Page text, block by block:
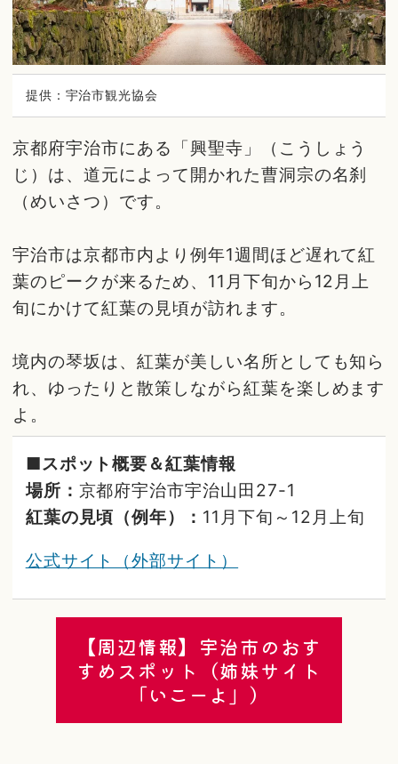
提供：宇治市観光協会
京都府宇治市にある「興聖寺」（こうしょう
じ）は、道元によって開かれた曹洞宗の名刹
（めいさつ）です。
宇治市は京都市内より例年1週間ほど遅れて紅
葉のピークが来るため、11月下旬から12月上
旬にかけて紅葉の見頃が訪れます。
境内の琴坂は、紅葉が美しい名所としても知ら
れ、ゆったりと散策しながら紅葉を楽しめます
よ。
■スポット概要＆紅葉情報
場所： 京都府宇治市宇治山田27-1
紅葉の見頃（例年）： 11月下旬～12月上旬
公式サイト（外部サイト）
【周辺情報】宇治市のおす
すめスポット（姉妹サイト
「いこーよ」）